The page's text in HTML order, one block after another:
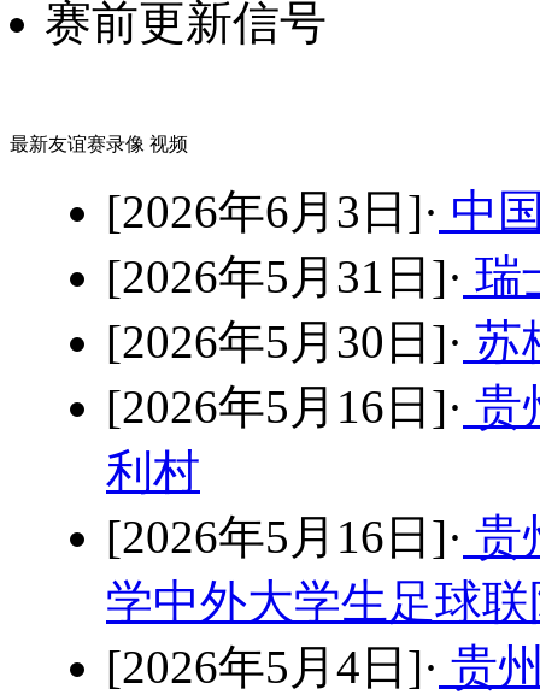
赛前更新信号
最新友谊赛录像 视频
[2026年6月3日]· 中
[2026年5月31日]· 瑞
[2026年5月30日]· 苏
[2026年5月16日]· 贵
利村
[2026年5月16日]· 贵
学中外大学生足球
[2026年5月4日]· 贵